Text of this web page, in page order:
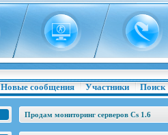
Новые сообщения Участники Поиск
Продам мониторинг серверов Cs 1.6